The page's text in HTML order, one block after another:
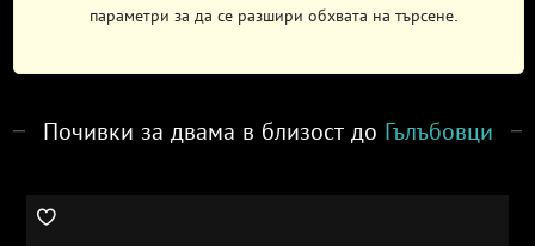
параметри за да се разшири обхвата на търсене.
Почивки за двама в близост до Гълъбовци